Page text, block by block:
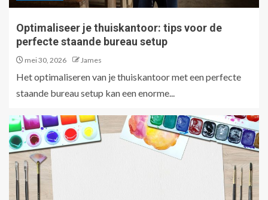
Optimaliseer je thuiskantoor: tips voor de
perfecte staande bureau setup
mei 30, 2026 James
Het optimaliseren van je thuiskantoor met een perfecte
staande bureau setup kan een enorme...